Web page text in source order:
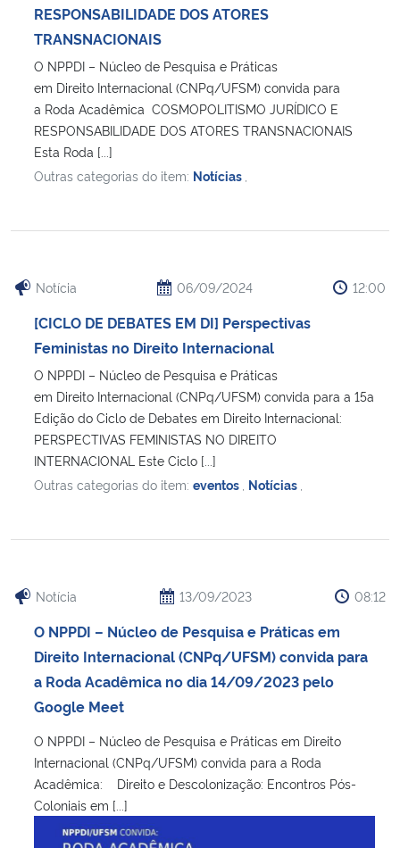
RESPONSABILIDADE DOS ATORES
TRANSNACIONAIS
O NPPDI – Núcleo de Pesquisa e Práticas
em Direito Internacional (CNPq/UFSM) convida para
a Roda Acadêmica COSMOPOLITISMO JURÍDICO E
RESPONSABILIDADE DOS ATORES TRANSNACIONAIS
Esta Roda [...]
Outras categorias do item: Notícias
Notícia 06/09/2024 12:00
[CICLO DE DEBATES EM DI] Perspectivas
Feministas no Direito Internacional
O NPPDI – Núcleo de Pesquisa e Práticas
em Direito Internacional (CNPq/UFSM) convida para a 15a
Edição do Ciclo de Debates em Direito Internacional:
PERSPECTIVAS FEMINISTAS NO DIREITO
INTERNACIONAL Este Ciclo [...]
Outras categorias do item: eventos Notícias
Notícia 13/09/2023 08:12
O NPPDI – Núcleo de Pesquisa e Práticas em
Direito Internacional (CNPq/UFSM) convida para
a Roda Acadêmica no dia 14/09/2023 pelo
Google Meet
O NPPDI – Núcleo de Pesquisa e Práticas em Direito
Internacional (CNPq/UFSM) convida para a Roda
Acadêmica: Direito e Descolonização: Encontros Pós-
Coloniais em [...]